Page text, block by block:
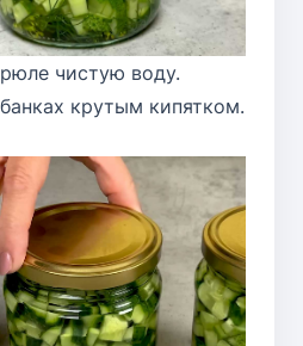
чистую воду.
крутым кипятком.